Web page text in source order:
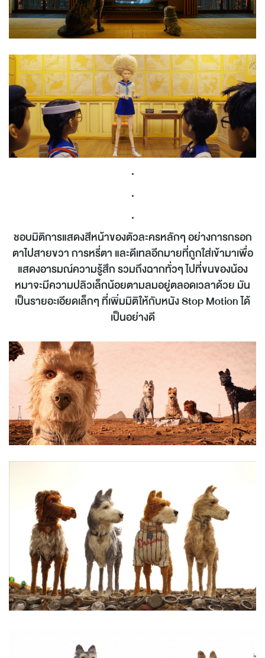
.
.
.
ชอบมิติการแสดงสีหน้าของตัวละครหลักๆ อย่างการกรอก
ตาไปสายขวา การหรี่ตา และดีเทลอีกมายที่ถูกใส่เข้ามาเพื่อ
แสดงอารมณ์ความรู้สึก รวมถึงฉากทั่วๆ ไปที่ขนของน้อง
หมาจะมีความปลิวเล็กน้อยตามลมอยู่ตลอดเวลาด้วย มัน
เป็นรายอะเอียดเล็กๆ ที่เพิ่มมิติให้กับหนัง Stop Motion ได้
เป็นอย่างดี